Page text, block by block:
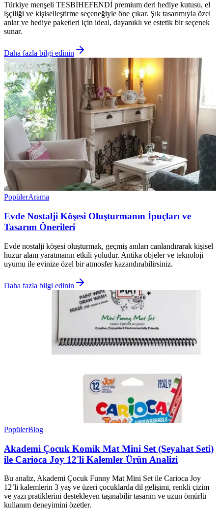
Türkiye menşeli TESBİHEFENDİ premium deri hediye kutusu, el
işçiliği ve kişiselleştirme seçeneğiyle öne çıkar. Şık tasarımıyla özel
anlar ve hediye paketleri için ideal, dayanıklı ve estetik bir seçenek
sunar.
Daha fazla bilgi edinin
PopülerArama
Evde Nostalji Köşesi Oluşturmanın İpuçları ve
Tasarım Önerileri
Evde nostalji köşesi oluşturmak, geçmiş anıları canlandırarak kişisel
huzur alanı yaratmanın etkili yoludur. Antika objeler ve teknoloji
uyumu ile evinize özel bir atmosfer kazandırabilirsiniz.
Daha fazla bilgi edinin
PopülerBlog
Akademi Çocuk Komik Mat Mini Set (Seyahat Seti)
ile Carioca Joy 12'li Kalemler Ürün Analizi
Bu analiz, Akademi Çocuk Funny Mat Mini Set ile Carioca Joy
12’li kalemlerin 3 yaş ve üzeri çocuklarda dil gelişimi, renkli çizim
ve yazı pratiklerini destekleyen taşınabilir tasarım ve uzun ömürlü
kullanım deneyimini özetler.